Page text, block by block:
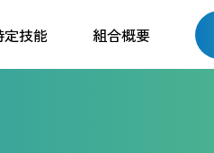
定技能 組合概要